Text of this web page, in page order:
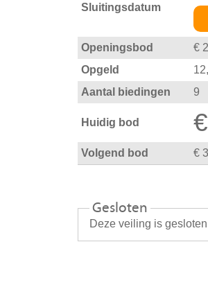
Sluitingsdatum
Openingsbod
€
Opgeld
Aantal biedingen
9
Huidig bod
Volgend bod €
Gesloten
Deze veiling is